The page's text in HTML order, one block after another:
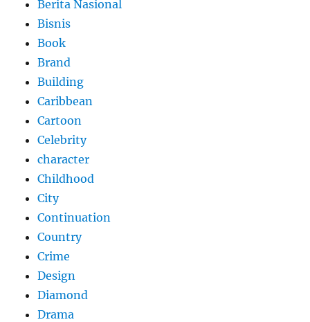
Berita Nasional
Bisnis
Book
Brand
Building
Caribbean
Cartoon
Celebrity
character
Childhood
City
Continuation
Country
Crime
Design
Diamond
Drama